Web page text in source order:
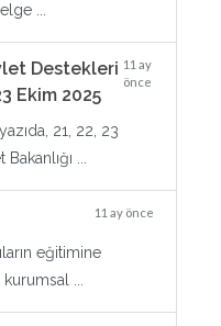
...
Destekleri
Ekim 2025
11 ay
önce
21, 22, 23
...
11 ay önce
eğitimine
...